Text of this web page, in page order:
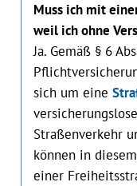
Muss ich mit
weil ich ohne
Ja. Gemäß § 6
sich um eine
Straßenverkehr
können in
einer